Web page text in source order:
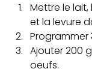
Mettre le
et la levure
Programmer
Ajouter 200
oeufs.